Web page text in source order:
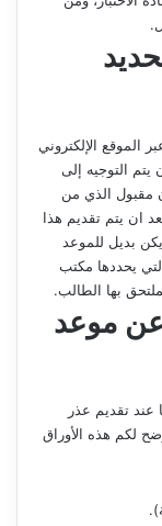
الإلكتروني
التوجيه إلى
مقبول الذي من
ان يتم تقديم هذا
بديل للموعد
يحددها مكتب
بها الطالب.
موعد
عند تقديم عذر
لكم هذه الأوراق